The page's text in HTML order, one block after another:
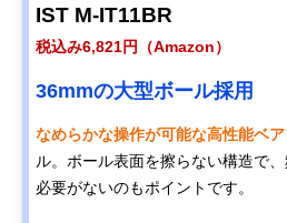
IST M-IT11BR
税込み6,821円（Amazon）
36mmの大型ボール採用
なめらかな操作が可能な高性能ベ
ル。ボール表面を擦らない構造で
必要がないのもポイントです。